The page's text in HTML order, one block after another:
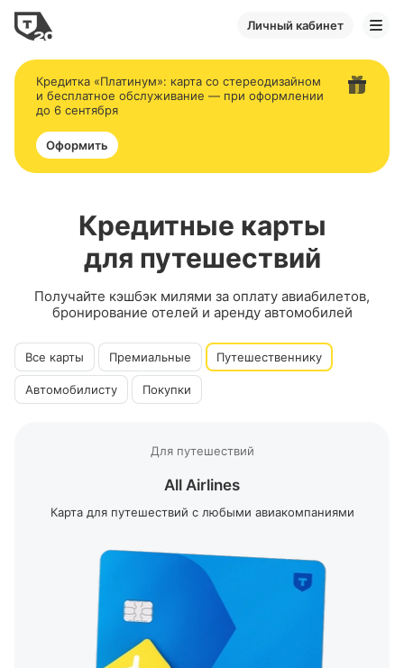
Личный кабинет
Кредитка «Платинум»: карта со стереодизайном
и бесплатное обслуживание — при оформлении
до 6 сентября
Оформить
Кредитные карты
для путешествий
Получайте кэшбэк милями за оплату авиабилетов,
бронирование отелей и аренду автомобилей
Все карты Премиальные Путешественнику
Автомобилисту Покупки
Для путешествий
All Airlines
Карта для путешествий с любыми авиакомпаниями